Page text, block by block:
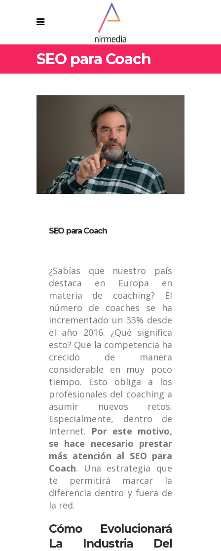
SEO para Coach
SEO para Coach
¿Sabías que nuestro país
destaca en Europa en
materia de coaching? El
número de coaches se ha
incrementado un 33% desde
el año 2016. ¿Qué significa
esto? Que la competencia ha
crecido de manera
considerable en muy poco
tiempo. Esto obliga a los
profesionales del coaching a
asumir nuevos retos.
Especialmente, dentro de
Internet. Por este motivo,
se hace necesario prestar
más atención al SEO para
Coach. Una estrategia que
te permitirá marcar la
diferencia dentro y fuera de
la red.
Cómo Evolucionará
La Industria Del